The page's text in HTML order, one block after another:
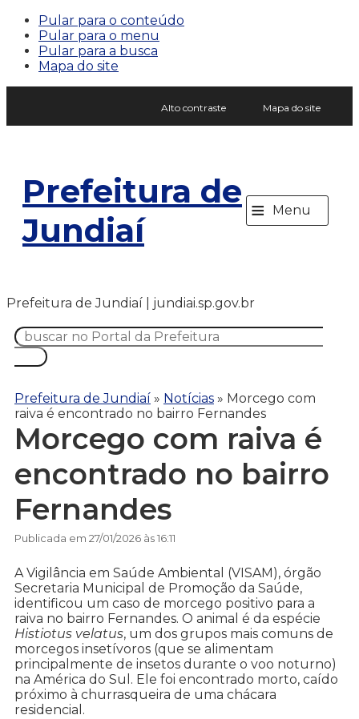
Pular para o conteúdo
Pular para o menu
Pular para a busca
Mapa do site
Alto contraste Mapa do site
Prefeitura de
Jundiaí
≡ Menu
Prefeitura de Jundiaí | jundiai.sp.gov.br
Prefeitura de Jundiaí » Notícias » Morcego com
raiva é encontrado no bairro Fernandes
Morcego com raiva é
encontrado no bairro
Fernandes
Publicada em 27/01/2026 às 16:11
A Vigilância em Saúde Ambiental (VISAM), órgão
Secretaria Municipal de Promoção da Saúde,
identificou um caso de morcego positivo para a
raiva no bairro Fernandes. O animal é da espécie
Histiotus velatus, um dos grupos mais comuns de
morcegos insetívoros (que se alimentam
principalmente de insetos durante o voo noturno)
na América do Sul. Ele foi encontrado morto, caído
próximo à churrasqueira de uma chácara
residencial.